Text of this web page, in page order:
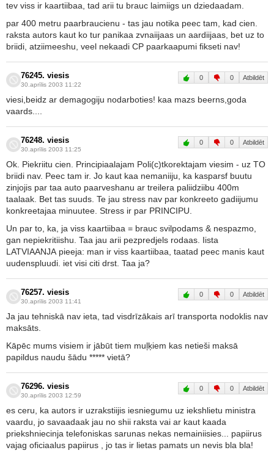
tev viss ir kaartiibaa, tad arii tu brauc laimiigs un dziedaadam.
par 400 metru paarbraucienu - tas jau notika peec tam, kad cien.
raksta autors kaut ko tur panikaa zvnaiijaas un aardiijaas, bet uz to
briidi, atziimeeshu, veel nekaadi CP paarkaapumi fikseti nav!
76245. viesis
30.aprīlis 2003 11:22
0 0 Atbildēt
viesi,beidz ar demagogiju nodarboties! kaa mazs beerns,goda
vaards....
76248. viesis
30.aprīlis 2003 11:25
0 0 Atbildēt
Ok. Piekriitu cien. Principiaalajam Poli(c)tkorektajam viesim - uz TO
briidi nav. Peec tam ir. Jo kaut kaa nemaniiju, ka kasparsf buutu
zinjojis par taa auto paarveshanu ar treilera paliidziibu 400m
taalaak. Bet tas suuds. Te jau stress nav par konkreeto gadiijumu
konkreetajaa minuutee. Stress ir par PRINCIPU.
Un par to, ka, ja viss kaartiibaa = brauc svilpodams & nespazmo,
gan nepiekritiishu. Taa jau arii pezpredjels rodaas. Iista
LATVIAANJA pieeja: man ir viss kaartiibaa, taatad peec manis kaut
uudenspluudi. iet visi citi drst. Taa ja?
76257. viesis
30.aprīlis 2003 11:41
0 0 Atbildēt
Ja jau tehniskā nav ieta, tad visdrīzākais arī transporta nodoklis nav
maksāts.
Kāpēc mums visiem ir jābūt tiem muļķiem kas netieši maksā
papildus naudu šādu ***** vietā?
76296. viesis
30.aprīlis 2003 12:59
0 0 Atbildēt
es ceru, ka autors ir uzrakstiijis iesniegumu uz iekshlietu ministra
vaardu, jo savaadaak jau no shii raksta vai ar kaut kaada
priekshniecinja telefoniskas sarunas nekas nemainiisies... papiirus
vajag oficiaalus papiirus , jo tas ir lietas pamats un nevis bla bla!